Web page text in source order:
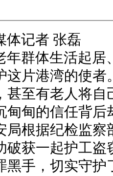
体记者 张磊
年群体生活起
这片港湾的使
甚至有老人将
甸甸的信任背后
局根据纪检监
破获一起护工
黑手，切实守